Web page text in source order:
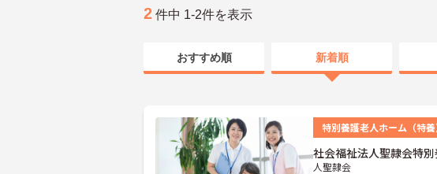
2 件中 1-2件を表示
おすすめ順 新着順
特別養護老人ホーム（特養
社会福祉法人聖隷会特
人聖隷会